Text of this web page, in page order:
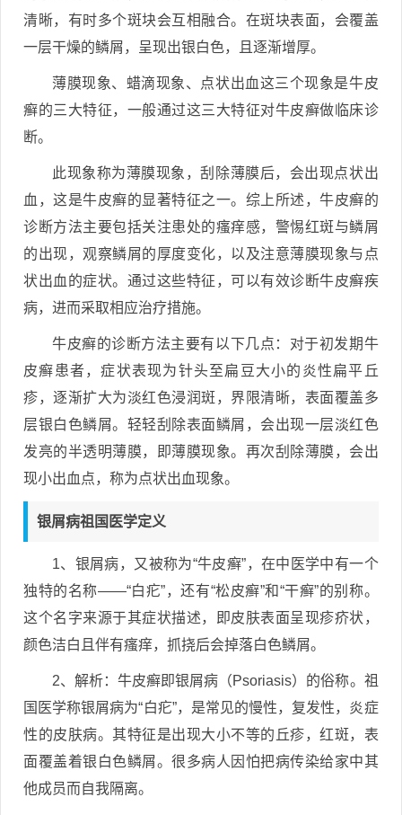
清晰，有时多个斑块会互相融合。在斑块表面，会覆盖
一层干燥的鳞屑，呈现出银白色，且逐渐增厚。
薄膜现象、蜡滴现象、点状出血这三个现象是牛皮
癣的三大特征，一般通过这三大特征对牛皮癣做临床诊
断。
此现象称为薄膜现象，刮除薄膜后，会出现点状出
血，这是牛皮癣的显著特征之一。综上所述，牛皮癣的
诊断方法主要包括关注患处的瘙痒感，警惕红斑与鳞屑
的出现，观察鳞屑的厚度变化，以及注意薄膜现象与点
状出血的症状。通过这些特征，可以有效诊断牛皮癣疾
病，进而采取相应治疗措施。
牛皮癣的诊断方法主要有以下几点：对于初发期牛
皮癣患者，症状表现为针头至扁豆大小的炎性扁平丘
疹，逐渐扩大为淡红色浸润斑，界限清晰，表面覆盖多
层银白色鳞屑。轻轻刮除表面鳞屑，会出现一层淡红色
发亮的半透明薄膜，即薄膜现象。再次刮除薄膜，会出
现小出血点，称为点状出血现象。
银屑病祖国医学定义
1、银屑病，又被称为“牛皮癣”，在中医学中有一个
独特的名称——“白疕”，还有“松皮癣”和“干癣”的别称。
这个名字来源于其症状描述，即皮肤表面呈现疹疥状，
颜色洁白且伴有瘙痒，抓挠后会掉落白色鳞屑。
2、解析：牛皮癣即银屑病（Psoriasis）的俗称。祖
国医学称银屑病为“白疕”，是常见的慢性，复发性，炎症
性的皮肤病。其特征是出现大小不等的丘疹，红斑，表
面覆盖着银白色鳞屑。很多病人因怕把病传染给家中其
他成员而自我隔离。